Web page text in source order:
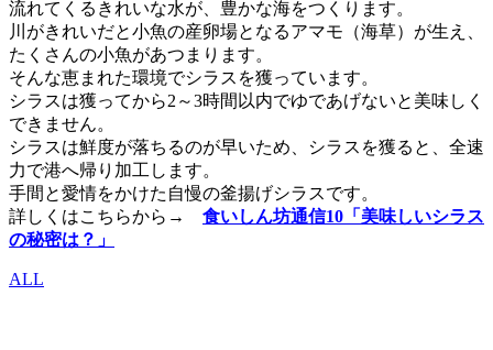
流れてくるきれいな水が、豊かな海をつくります。
川がきれいだと小魚の産卵場となるアマモ（海草）が生え、
たくさんの小魚があつまります。
そんな恵まれた環境でシラスを獲っています。
シラスは獲ってから2～3時間以内でゆであげないと美味しく
できません。
シラスは鮮度が落ちるのが早いため、シラスを獲ると、全速
力で港へ帰り加工します。
手間と愛情をかけた自慢の釜揚げシラスです。
詳しくはこちらから→ 食いしん坊通信10「美味しいシラス
の秘密は？」
ALL